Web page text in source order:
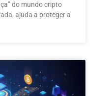
do mundo cripto
ajuda a proteger a